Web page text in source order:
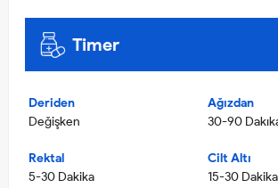
Timer
Deriden
Değişken
Ağızdan
30-90
Rektal
5-30 Dakika
Cilt Altı
15-30 Dakika